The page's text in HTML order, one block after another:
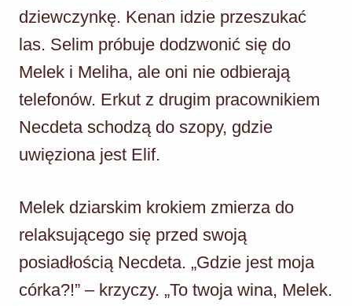
dziewczynkę. Kenan idzie przeszukać
las. Selim próbuje dodzwonić się do
Melek i Meliha, ale oni nie odbierają
telefonów. Erkut z drugim pracownikiem
Necdeta schodzą do szopy, gdzie
uwięziona jest Elif.
Melek dziarskim krokiem zmierza do
relaksującego się przed swoją
posiadłością Necdeta. „Gdzie jest moja
córka?!” – krzyczy. „To twoja wina, Melek.